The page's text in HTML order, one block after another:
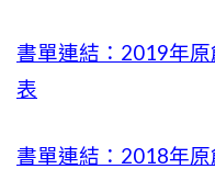
書單連結：2019年
表
書單連結：2018年